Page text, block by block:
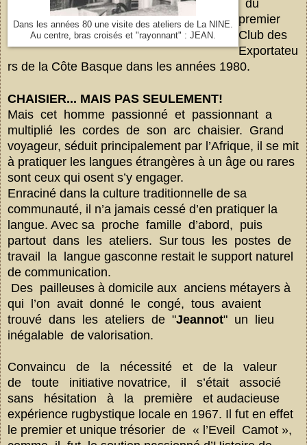
Dans les années 80 une visite des ateliers de La NINE.
Au centre, bras croisés et "rayonnant" : JEAN.
du
premier
Club des
Exportateu
rs de la Côte Basque dans les années 1980.
CHAISIER... MAIS PAS SEULEMENT!
Mais cet homme passionné et passionnant a
multiplié les cordes de son arc chaisier. Grand
voyageur, séduit principalement par l’Afrique, il se mit
à pratiquer les langues étrangères à un âge ou rares
sont ceux qui osent s’y engager.
Enraciné dans la culture traditionnelle de sa
communauté, il n’a jamais cessé d’en pratiquer la
langue. Avec sa proche famille d’abord, puis
partout dans les ateliers. Sur tous les postes de
travail la langue gasconne restait le support naturel
de communication.
Des pailleuses à domicile aux anciens métayers à
qui l’on avait donné le congé, tous avaient
trouvé dans les ateliers de "Jeannot" un lieu
inégalable de valorisation.
Convaincu de la nécessité et de la valeur
de toute initiative novatrice, il s’était associé
sans hésitation à la première et audacieuse
expérience rugbystique locale en 1967. Il fut en effet
le premier et unique trésorier de « l’Eveil Camot »,